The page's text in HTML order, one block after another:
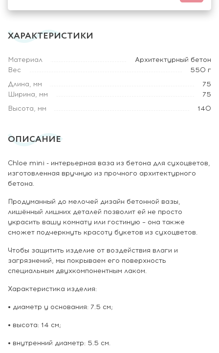
ХАРАКТЕРИСТИКИ
Материал
Архитектурный бетон
Вес
550 г
Длина, мм
75
Ширина, мм
75
Высота, мм
140
ОПИСАНИЕ
Chloe mini - интерьерная ваза из бетона для сухоцветов,
изготовленная вручную из прочного архитектурного
бетона.
Продуманный до мелочей дизайн бетонной вазы,
лишённый лишних деталей позволит ей не просто
украсить вашу комнату или гостиную – она также
сможет подчеркнуть красоту букетов из сухоцветов.
Чтобы защитить изделие от воздействия влаги и
загрязнений, мы покрываем его поверхность
специальным двухкомпонентным лаком.
Характеристика изделия:
• диаметр у основания: 7.5 см;
• высота: 14 см;
• внутренний диаметр: 5.5 см.